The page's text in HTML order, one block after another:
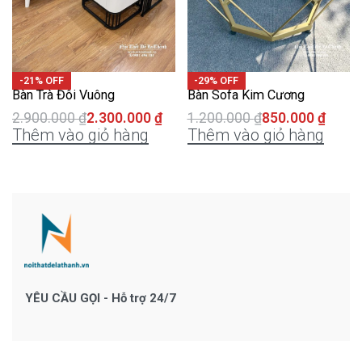
-21% OFF
Bàn Trà Đôi Vuông
2.900.000₫2.300.000 ₫
Thêm vào giỏ hàng
-29% OFF
Bàn Sofa Kim Cương
1.200.000₫850.000 ₫
Thêm vào giỏ hàng
YÊU CẦU GỌI - Hỗ trợ 24/7